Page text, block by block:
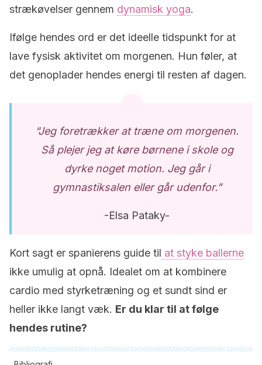
strækøvelser gennem dynamisk yoga.
Ifølge hendes ord er det ideelle tidspunkt for at
lave fysisk aktivitet om morgenen. Hun føler, at
det genoplader hendes energi til resten af dagen.
“Jeg foretrækker at træne om morgenen.
Så plejer jeg at køre børnene i skole og
dyrke noget motion. Jeg går i
gymnastiksalen eller går udenfor.”
-Elsa Pataky-
Kort sagt er spanierens guide til at styke ballerne
ikke umulig at opnå. Idealet om at kombinere
cardio med styrketræning og et sundt sind er
heller ikke langt væk. Er du klar til at følge
hendes rutine?